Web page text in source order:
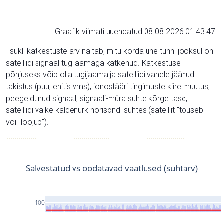
Graafik viimati uuendatud 08.08.2026 01:43:47
Tsükli katkestuste arv näitab, mitu korda ühe tunni jooksul on
satelliidi signaal tugijaamaga katkenud. Katkestuse
põhjuseks võib olla tugijaama ja satelliidi vahele jäänud
takistus (puu, ehitis vms), ionosfääri tingimuste kiire muutus,
peegeldunud signaal, signaali-müra suhte kõrge tase,
satelliidi väike kaldenurk horisondi suhtes (satelliit "tõuseb"
või "loojub").
100
Salvestatud vs oodatavad vaatlused (suhtarv)